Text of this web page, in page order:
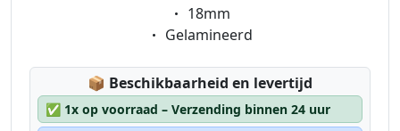
Eigenschaft:
18mm
Eigenschaft:
Gelamineerd
📦 Lagerstatus:
Beschikbaarheid en levertijd
✅ 1x op voorraad – Verzending binnen 24 uur